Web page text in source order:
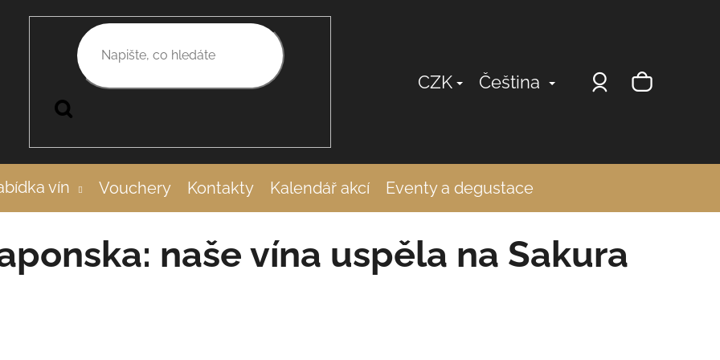
vín Vouchery Kontakty Kalendář akcí Eventy a degustace
CZK Čeština Přihlášení
naše vína uspěla na Sakura